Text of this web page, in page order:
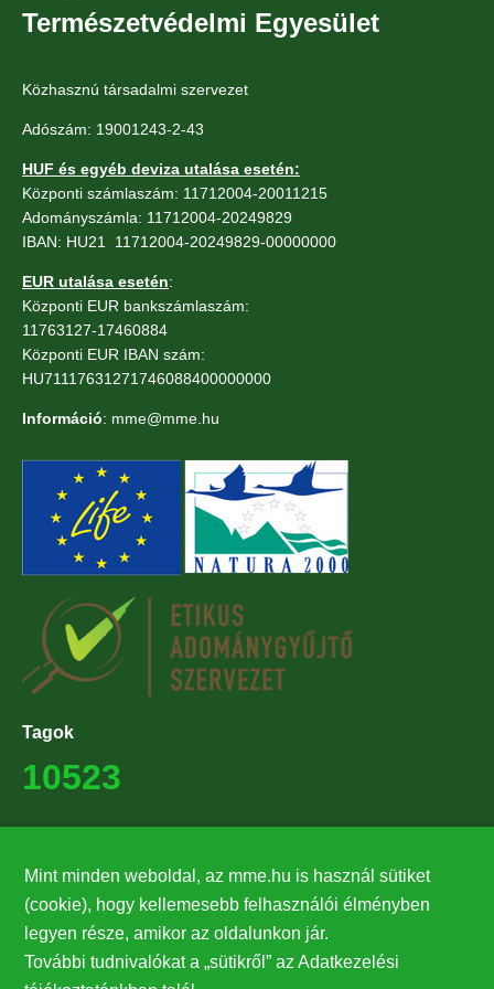
Természetvédelmi Egyesület
Közhasznú társadalmi szervezet
Adószám: 19001243-2-43
HUF és egyéb deviza utalása esetén:
Központi számlaszám: 11712004-20011215
Adományszámla: 11712004-20249829
IBAN: HU21 11712004-20249829-00000000
EUR utalása esetén:
Központi EUR bankszámlaszám:
11763127-17460884
Központi EUR IBAN szám:
HU71117631271746088400000000
Információ: mme@mme.hu
Tagok
10523
27224
Hírlevél feliratkozás
Mint minden weboldal, az mme.hu is használ sütiket
(cookie), hogy kellemesebb felhasználói élményben
legyen része, amikor az oldalunkon jár.
További tudnivalókat a „sütikről” az Adatkezelési